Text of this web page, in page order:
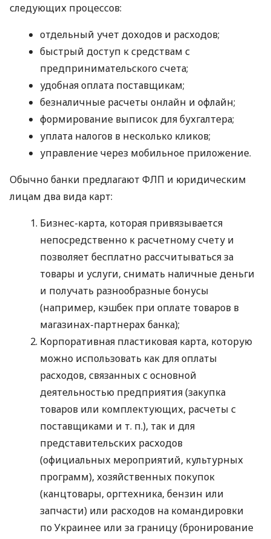
следующих процессов:
отдельный учет доходов и расходов;
быстрый доступ к средствам с
предпринимательского счета;
удобная оплата поставщикам;
безналичные расчеты онлайн и офлайн;
формирование выписок для бухгалтера;
уплата налогов в несколько кликов;
управление через мобильное приложение.
Обычно банки предлагают ФЛП и юридическим
лицам два вида карт:
Бизнес-карта, которая привязывается
непосредственно к расчетному счету и
позволяет бесплатно рассчитываться за
товары и услуги, снимать наличные деньги
и получать разнообразные бонусы
(например, кэшбек при оплате товаров в
магазинах-партнерах банка);
Корпоративная пластиковая карта, которую
можно использовать как для оплаты
расходов, связанных с основной
деятельностью предприятия (закупка
товаров или комплектующих, расчеты с
поставщиками и т. п.), так и для
представительских расходов
(официальных мероприятий, культурных
программ), хозяйственных покупок
(канцтовары, оргтехника, бензин или
запчасти) или расходов на командировки
по Украинее или за границу (бронирование